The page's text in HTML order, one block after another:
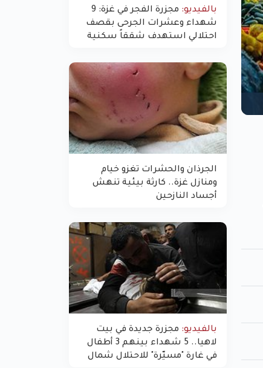
بالفيديو:
مجزرة الفجر في غزة: 9
شهداء وعشرات الجرحى بقصف
احتلالي استهدف شققاً سكنية
الجرذان والحشرات تغزو خيام
ومنازل غزة.. كارثة بيئية تنهش
أجساد النازحين
بالفيديو: مجزرة جديدة في بيت
لاهيا.. 5 شهداء بينهم 3 أطفال
في غارة "مسيّرة" للاحتلال شمال